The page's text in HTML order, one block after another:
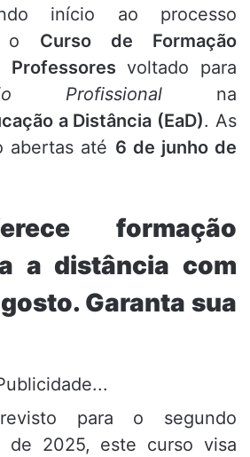
início ao processo
o Curso de Formação
Professores voltado para
Profissional na
a Distância (EaD). As
abertas até 6 de junho de
formação
a distância com
Garanta sua
para o segundo
de 2025, este curso visa